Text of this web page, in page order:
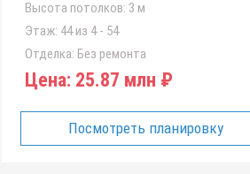
Высота потолков: 3 м
Этаж: 44 из 4 - 54
Отделка: Без ремонта
Цена: 25.87 млн ₽
Посмотреть планировку